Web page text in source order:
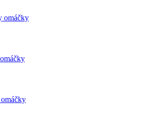
omáčky